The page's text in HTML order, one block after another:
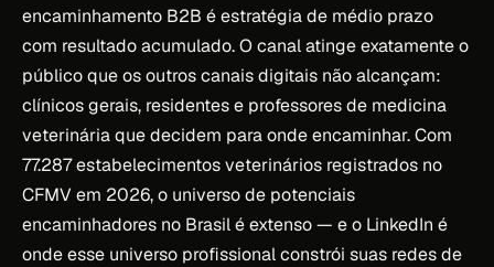
encaminhamento B2B é estratégia de médio prazo
com resultado acumulado. O canal atinge exatamente o
público que os outros canais digitais não alcançam:
clínicos gerais, residentes e professores de medicina
veterinária que decidem para onde encaminhar. Com
77.287 estabelecimentos veterinários registrados no
CFMV em 2026, o universo de potenciais
encaminhadores no Brasil é extenso — e o LinkedIn é
onde esse universo profissional constrói suas redes de